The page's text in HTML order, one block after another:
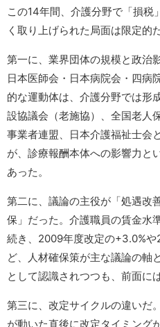
この14年間、介護分野で「損税
く取り上げられた局面は限定的
第一に、業界団体の規模と政治
日本医師会・日本病院会・四病
的な運動体は、介護分野では形
設協議会（老施協）、全国老人
事業者連盟、日本介護福祉士会
が、診療報酬本体への影響力と
あった。
第二に、議論の主役が「処遇改
保」だった。介護職員の賃金水
続き、2009年度改定の+3.0%
ど、人材確保策が主な議論の軸
として認識されつつも、前面に
第三に、改定サイクルの違いだ
が動いた直後に改定タイミング